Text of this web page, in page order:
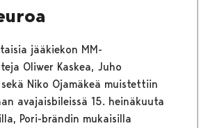
jääkiekon MM-
Oliwer Kaskea, Juho
sekä Niko Ojamäkeä muistettiin
avajaisbileissä 15. heinäkuuta
Pori-brändin mukaisilla